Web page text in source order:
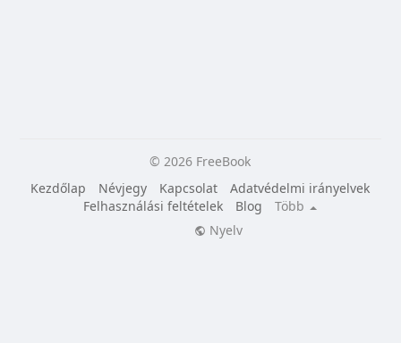
© 2026 FreeBook
Kezdőlap
Névjegy Kapcsolat
Adatvédelmi irányelvek
Felhasználási feltételek
Blog
Több
Nyelv